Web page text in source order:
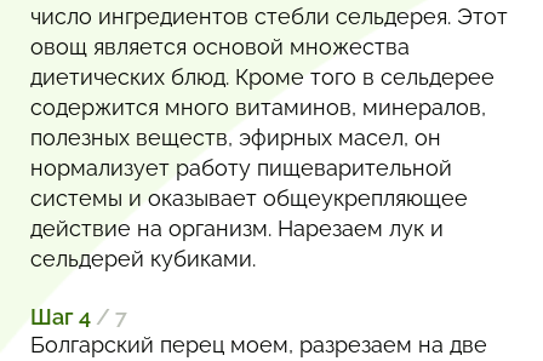
число ингредиентов стебли сельдерея. Этот
овощ является основой множества
диетических блюд. Кроме того в сельдерее
содержится много витаминов, минералов,
полезных веществ, эфирных масел, он
нормализует работу пищеварительной
системы и оказывает общеукрепляющее
действие на организм. Нарезаем лук и
сельдерей кубиками.
Шаг 4 / 7
Болгарский перец моем, разрезаем на две